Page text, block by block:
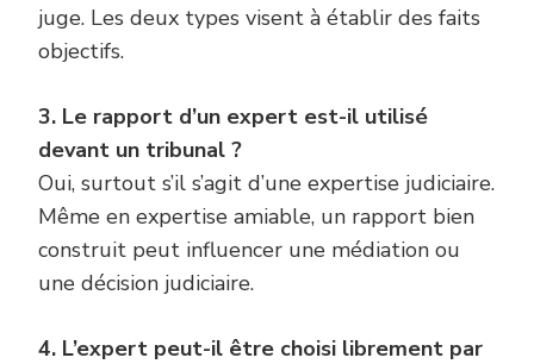
juge. Les deux types visent à établir des faits
objectifs.
3. Le rapport d’un expert est-il utilisé
devant un tribunal ?
Oui, surtout s’il s’agit d’une expertise judiciaire.
Même en expertise amiable, un rapport bien
construit peut influencer une médiation ou
une décision judiciaire.
4. L’expert peut-il être choisi librement par